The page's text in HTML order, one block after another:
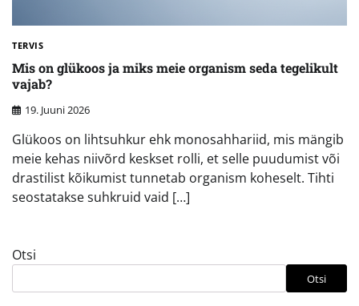
TERVIS
Mis on glükoos ja miks meie organism seda tegelikult
vajab?
19. Juuni 2026
Glükoos on lihtsuhkur ehk monosahhariid, mis mängib
meie kehas niivõrd keskset rolli, et selle puudumist või
drastilist kõikumist tunnetab organism koheselt. Tihti
seostatakse suhkruid vaid […]
Otsi
Otsi